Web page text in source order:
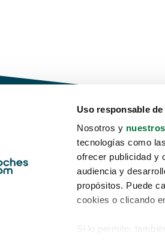
Uso responsable
Nosotros y
tecnologías como
ofrecer publicidad y
audiencia y
propósitos. Puede
cookies o clicando
Si lo permite,
tu futuro,
tu movilidad